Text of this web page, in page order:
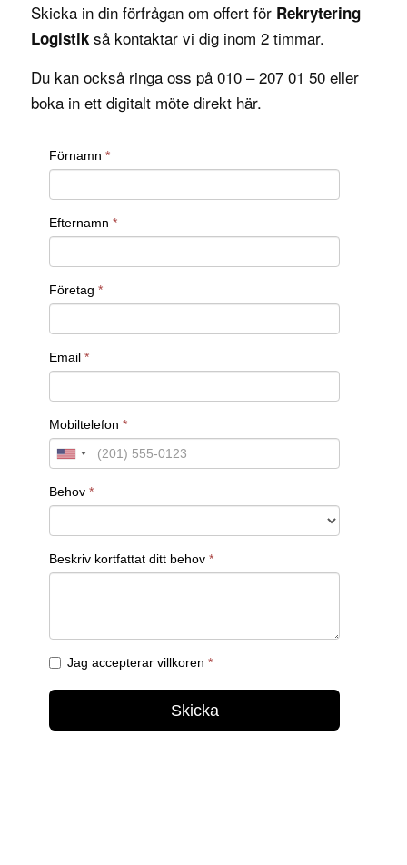
Skicka in din förfrågan om offert för Rekrytering
Logistik så kontaktar vi dig inom 2 timmar.
Du kan också ringa oss på 010 – 207 01 50 eller
boka in ett digitalt möte direkt här.